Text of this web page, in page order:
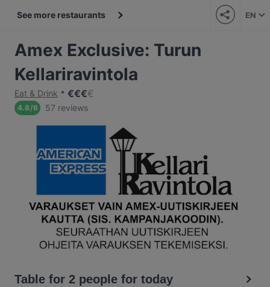
See more restaurants EN
Amex Exclusive: Turun
Kellariravintola
Eat & Drink €€€€
4.8/6 57 reviews
Table for 2 people for today